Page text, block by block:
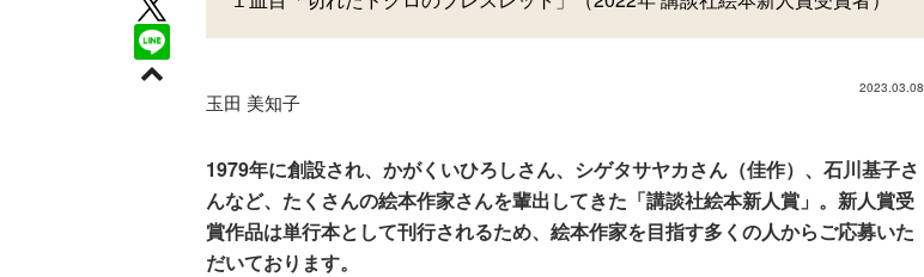
2023.03.08
玉田 美知子
1979年に創設され、かがくいひろしさん、シゲタサヤカさん（佳作）、石川基子さ
んなど、たくさんの絵本作家さんを輩出してきた「講談社絵本新人賞」。新人賞受
賞作品は単行本として刊行されるため、絵本作家を目指す多くの人からご応募いた
だいております。